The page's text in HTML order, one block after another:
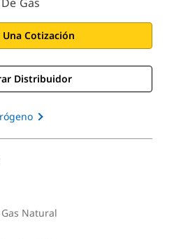
Gas
Cotización
Distribuidor
Natural